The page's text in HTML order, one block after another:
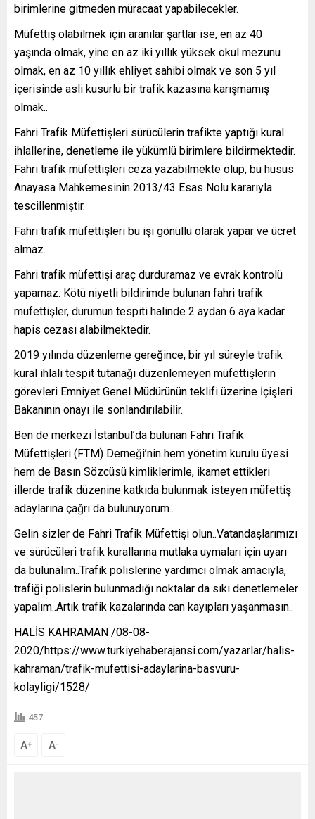
birimlerine gitmeden müracaat yapabilecekler.
Müfettiş olabilmek için aranılar şartlar ise, en az 40
yaşında olmak, yine en az iki yıllık yüksek okul mezunu
olmak, en az 10 yıllık ehliyet sahibi olmak ve son 5 yıl
içerisinde asli kusurlu bir trafik kazasına karışmamış
olmak..
Fahri Trafik Müfettişleri sürücülerin trafikte yaptığı kural
ihlallerine, denetleme ile yükümlü birimlere bildirmektedir.
Fahri trafik müfettişleri ceza yazabilmekte olup, bu husus
Anayasa Mahkemesinin 2013/43 Esas Nolu kararıyla
tescillenmiştir.
Fahri trafik müfettişleri bu işi gönüllü olarak yapar ve ücret
almaz.
Fahri trafik müfettişi araç durduramaz ve evrak kontrolü
yapamaz. Kötü niyetli bildirimde bulunan fahri trafik
müfettişler, durumun tespiti halinde 2 aydan 6 aya kadar
hapis cezası alabilmektedir.
2019 yılında düzenleme gereğince, bir yıl süreyle trafik
kural ihlali tespit tutanağı düzenlemeyen müfettişlerin
görevleri Emniyet Genel Müdürünün teklifi üzerine İçişleri
Bakanının onayı ile sonlandırılabilir.
Ben de merkezi İstanbul’da bulunan Fahri Trafik
Müfettişleri (FTM) Derneği’nin hem yönetim kurulu üyesi
hem de Basın Sözcüsü kimliklerimle, ikamet ettikleri
illerde trafik düzenine katkıda bulunmak isteyen müfettiş
adaylarına çağrı da bulunuyorum..
Gelin sizler de Fahri Trafik Müfettişi olun..Vatandaşlarımızı
ve sürücüleri trafik kurallarına mutlaka uymaları için uyarı
da bulunalım..Trafik polislerine yardımcı olmak amacıyla,
trafiği polislerin bulunmadığı noktalar da sıkı denetlemeler
yapalım..Artık trafik kazalarında can kayıpları yaşanmasın..
HALİS KAHRAMAN /08-08-
2020/https://www.turkiyehaberajansi.com/yazarlar/halis-
kahraman/trafik-mufettisi-adaylarina-basvuru-
kolayligi/1528/
457
A+ A-